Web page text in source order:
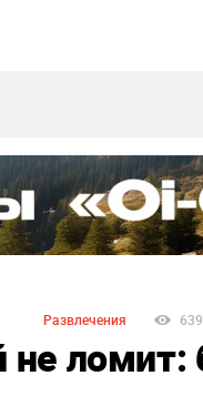
Развлечения
не